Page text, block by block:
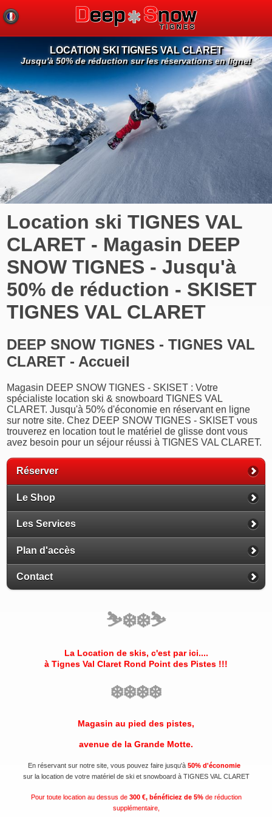
LOCATION SKI TIGNES VAL CLARET
Jusqu'à 50% de réduction sur les réservations en ligne!
Location ski TIGNES VAL
CLARET - Magasin DEEP
SNOW TIGNES - Jusqu'à
50% de réduction - SKISET
TIGNES VAL CLARET
DEEP SNOW TIGNES - TIGNES VAL
CLARET - Accueil
Magasin DEEP SNOW TIGNES - SKISET : Votre
spécialiste location ski & snowboard TIGNES VAL
CLARET. Jusqu'à 50% d'économie en réservant en ligne
sur notre site. Chez DEEP SNOW TIGNES - SKISET vous
trouverez en location tout le matériel de glisse dont vous
avez besoin pour un séjour réussi à TIGNES VAL CLARET.
Réserver
Le Shop
Les Services
Plan d'accès
Contact
⛷️❄️❄️⛷️
La Location de skis, c'est par ici....
à Tignes Val Claret Rond Point des Pistes !!!
❄️❄️❄️❄️
Magasin au pied des pistes,
avenue de la Grande Motte.
En réservant sur notre site, vous pouvez faire jusqu'à 50% d'économie
sur la location de votre matériel de ski et snowboard à TIGNES VAL CLARET
Pour toute location au dessus de 300 €, bénéficiez de 5%de réduction
supplémentaire,